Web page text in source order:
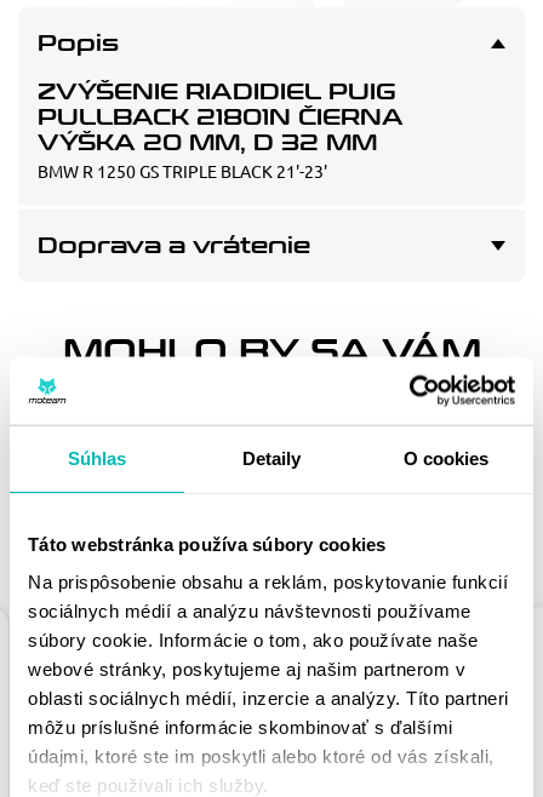
Súhlas Detaily O cookies
Táto webstránka používa súbory cookies
Na prispôsobenie obsahu a reklám, poskytovanie funkcií
sociálnych médií a analýzu návštevnosti používame
súbory cookie. Informácie o tom, ako používate naše
webové stránky, poskytujeme aj našim partnerom v
oblasti sociálnych médií, inzercie a analýzy. Títo partneri
môžu príslušné informácie skombinovať s ďalšími
údajmi, ktoré ste im poskytli alebo ktoré od vás získali,
keď ste používali ich služby.
Popis
ZVÝŠENIE RIADIDIEL PUIG
PULLBACK 21801N ČIERNA
VÝŠKA 20 MM, D 32 MM
BMW R 1250 GS TRIPLE BLACK 21'-23'
Doprava a vrátenie
MOHLO BY SA VÁM
PODOBNÉ PRODUKTY